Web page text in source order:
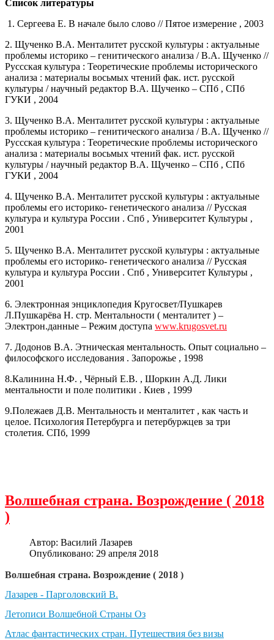
Список литературы
1. Сергеева Е. В начале было слово // Пятое измерение , 2003
2. Щученко В.А. Менталитет русской культуры : актуальные
проблемы историко – генитического анализа / В.А. Щученко //
Руссская культура : Теоретические проблемы исторического
анализа : материалы восьмых чтений фак. ист. русской
культуры / научный редактор В.А. Щученко – СПб , СПб
ГУКИ , 2004
3. Щученко В.А. Менталитет русской культуры : актуальные
проблемы историко – генитического анализа / В.А. Щученко //
Руссская культура : Теоретические проблемы исторического
анализа : материалы восьмых чтений фак. ист. русской
культуры / научный редактор В.А. Щученко – СПб , СПб
ГУКИ , 2004
4. Щученко В.А. Менталитет русской культуры : актуальные
проблемы его историко- генетического анализа // Русская
культура и культура России . Спб , Университет Культуры ,
2001
5. Щученко В.А. Менталитет русской культуры : актуальные
проблемы его историко- генетического анализа // Русская
культура и культура России . Спб , Университет Культуры ,
2001
6. Электронная энциклопедия Кругосвет/Пушкарев
Л.Пушкарёва Н. стр. Ментальности ( менталитет ) –
Электрон.данные – Режим доступа www.krugosvet.ru
7. Додонов В.А. Этническая ментальность. Опыт социально –
философского исследования . Запорожье , 1998
8.Калинина Н.Ф. , Чёрный Е.В. , Шоркин А.Д. Лики
ментальности и поле политики . Киев , 1999
9.Полежаев Д.В. Ментальность и менталитет , как часть и
целое. Психология Петербурга и петербуржцев за три
столетия. СПб, 1999
Волшебная страна. Возрождение ( 2018
)
Автор: Василий Лазарев
Опубликовано: 29 апреля 2018
Волшебная страна. Возрождение ( 2018 )
Лазарев - Парголовский В.
Летописи Волшебной Страны Оз
Атлас фантастических стран. Путешествия без визы